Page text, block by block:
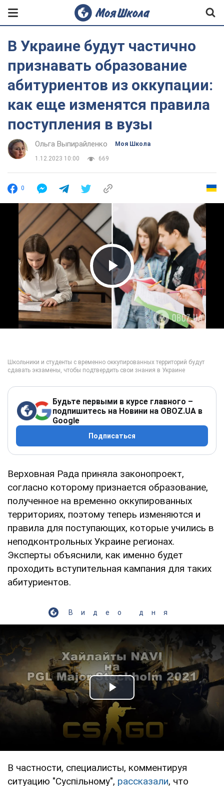
В Украине будут частично
признавать образование
абитуриентов из оккупации:
как еще изменятся правила
поступления в вузы
Ольга Выпирайленко Моя Школа
1.12.2023 10:00 669
0
Play Video
Будьте первыми в курсе главного –
подпишитесь на Новини на OBOZ.UA в
Google
Подписаться
Верховная Рада приняла законопроект,
согласно которому признается образование,
полученное на временно оккупированных
территориях, поэтому теперь изменяются и
правила для поступающих, которые учились в
неподконтрольных Украине регионах.
Эксперты объяснили, как именно будет
проходить вступительная кампания для таких
абитуриентов.
Видео дня
Play Video
В частности, специалисты, комментируя
ситуацию "Суспільному", рассказали, что